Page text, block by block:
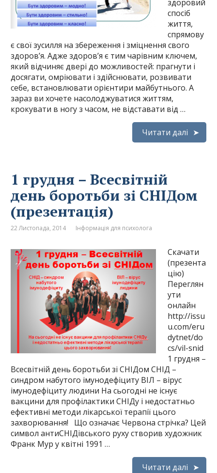
здоровий
спосіб
життя,
спрямову
є свої зусилля на збереження і зміцнення свого
здоров’я. Адже здоров’я є тим чарівним ключем,
який відчиняє двері до можливостей: прагнути і
досягати, омріювати і здійснювати, розвивати
себе, встановлювати орієнтири майбутнього. А
зараз ви хочете насолоджуватися життям,
крокувати в ногу з часом, не відставати від …
Читати далі
1 грудня – Всесвітній
день боротьби зі СНІДом
(презентація)
22 Листопада, 2014 Інформація для психолога
Скачати
(презента
цію)
Переглян
ути
онлайн
http://issu
u.com/eru
dytnet/do
cs/vil-snid
1 грудня –
Всесвітній день боротьби зі СНІДом СНІД –
синдром набутого імунодефіциту ВІЛ – вірус
імунодефіциту людини На сьогодні не існує
вакцини для профілактики СНІДу і недостатньо
ефективні методи лікарської терапії цього
захворювання! Що означає Червона стрічка? Цей
символ антиСНІДівського руху створив художник
Франк Мур у квітні 1991 …
Читати далі